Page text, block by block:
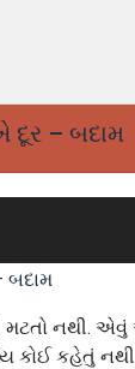
દૂર – બદામ
નથી. એવું
કોઈ કહેતું